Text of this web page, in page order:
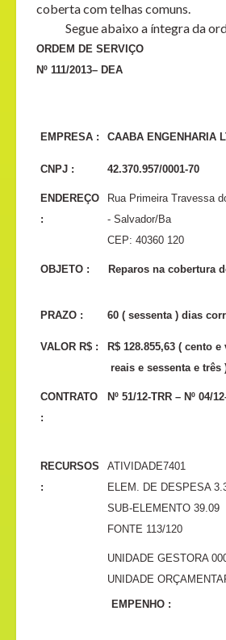
coberta com telhas comuns.
Segue abaixo a íntegra da
ORDEM DE SERVIÇO
Nº 111/2013– DEA
EMPRESA : CAABA ENGENHARIA
CNPJ : 42.370.957/0001-70
ENDEREÇO
:
Rua Primeira Travessa
- Salvador/Ba
CEP: 40360 120
OBJETO : Reparos na cobertura
PRAZO : 60 ( sessenta ) dias
VALOR R$ :
R$ 128.855,63 ( cento
reais e sessenta e três
CONTRATO
:
Nº 51/12-TRR – Nº 04/
RECURSOS
:
ATIVIDADE7401
ELEM. DE DESPESA
SUB-ELEMENTO 39.09
FONTE 113/120
UNIDADE GESTORA
UNIDADE
EMPENHO :